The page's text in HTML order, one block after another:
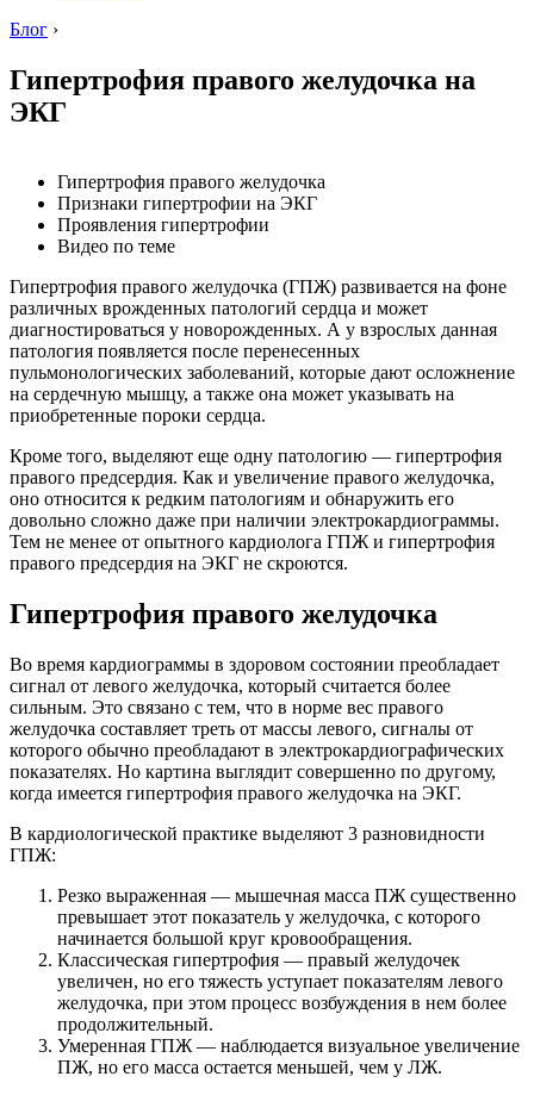
Блог ›
Гипертрофия правого желудочка на
ЭКГ
Гипертрофия правого желудочка
Признаки гипертрофии на ЭКГ
Проявления гипертрофии
Видео по теме
Гипертрофия правого желудочка (ГПЖ) развивается на фоне
различных врожденных патологий сердца и может
диагностироваться у новорожденных. А у взрослых данная
патология появляется после перенесенных
пульмонологических заболеваний, которые дают осложнение
на сердечную мышцу, а также она может указывать на
приобретенные пороки сердца.
Кроме того, выделяют еще одну патологию — гипертрофия
правого предсердия. Как и увеличение правого желудочка,
оно относится к редким патологиям и обнаружить его
довольно сложно даже при наличии электрокардиограммы.
Тем не менее от опытного кардиолога ГПЖ и гипертрофия
правого предсердия на ЭКГ не скроются.
Гипертрофия правого желудочка
Во время кардиограммы в здоровом состоянии преобладает
сигнал от левого желудочка, который считается более
сильным. Это связано с тем, что в норме вес правого
желудочка составляет треть от массы левого, сигналы от
которого обычно преобладают в электрокардиографических
показателях. Но картина выглядит совершенно по другому,
когда имеется гипертрофия правого желудочка на ЭКГ.
В кардиологической практике выделяют 3 разновидности
ГПЖ:
Резко выраженная — мышечная масса ПЖ существенно
превышает этот показатель у желудочка, с которого
начинается большой круг кровообращения.
Классическая гипертрофия — правый желудочек
увеличен, но его тяжесть уступает показателям левого
желудочка, при этом процесс возбуждения в нем более
продолжительный.
Умеренная ГПЖ — наблюдается визуальное увеличение
ПЖ, но его масса остается меньшей, чем у ЛЖ.